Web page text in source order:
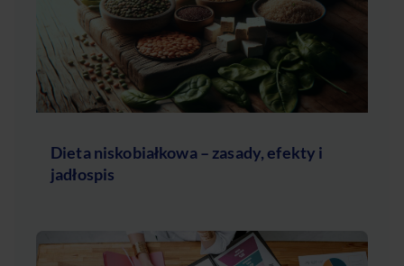
Dieta niskobiałkowa – zasady, efekty i
jadłospis